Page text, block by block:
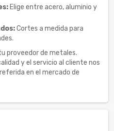
Elige entre acero, aluminio y
Cortes a medida para
proveedor de metales.
y el servicio al cliente nos
en el mercado de